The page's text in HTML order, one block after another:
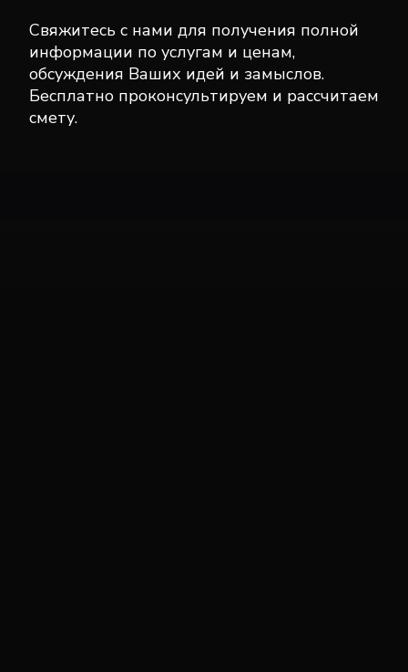
Свяжитесь с нами для получения полной
информации по услугам и ценам,
обсуждения Ваших идей и замыслов.
Бесплатно проконсультируем и рассчитаем
смету.